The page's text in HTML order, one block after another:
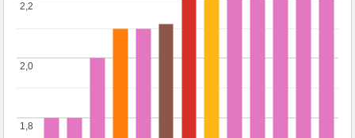
1,8
1,8
2,0
2,0
2,2
2,2